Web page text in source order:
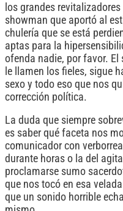
los grandes
showman que aportó al
chulería que se está
aptas para la
ofenda nadie, por favor. El
le llamen los fieles, sigue
sexo y todo eso que nos
corrección política.
La duda que siempre
es saber qué faceta nos
comunicador con
durante horas o la del
proclamarse sumo
que nos tocó en esa
que un sonido horrible